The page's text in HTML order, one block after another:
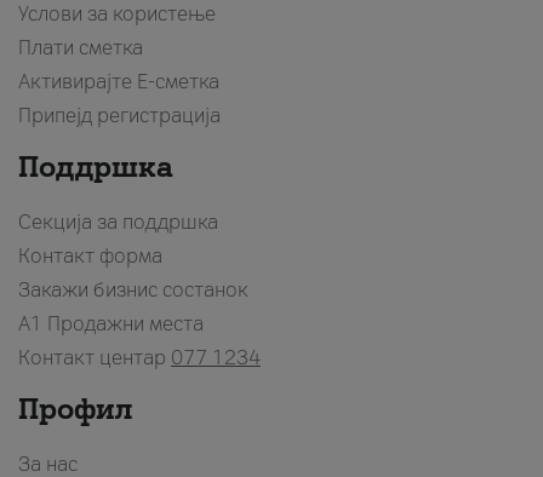
Услови за користење
Плати сметка
Активирајте Е-сметка
Припејд регистрација
Поддршка
Секција за поддршка
Контакт форма
Закажи бизнис состанок
A1 Продажни места
Контакт центар 077 1234
Профил
За нас